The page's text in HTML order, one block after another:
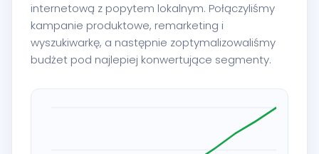
internetową z popytem lokalnym. Połączyliśmy
kampanie produktowe, remarketing i
wyszukiwarkę, a następnie zoptymalizowaliśmy
budżet pod najlepiej konwertujące segmenty.